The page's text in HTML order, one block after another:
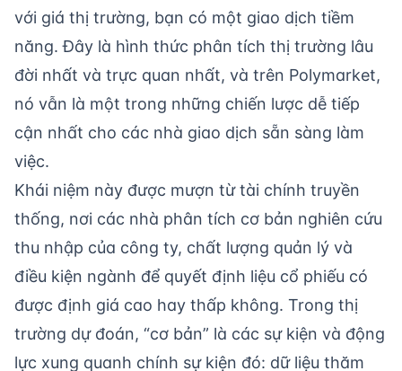
với giá thị trường, bạn có một giao dịch tiềm
năng. Đây là hình thức phân tích thị trường lâu
đời nhất và trực quan nhất, và trên Polymarket,
nó vẫn là một trong những chiến lược dễ tiếp
cận nhất cho các nhà giao dịch sẵn sàng làm
việc.
Khái niệm này được mượn từ tài chính truyền
thống, nơi các nhà phân tích cơ bản nghiên cứu
thu nhập của công ty, chất lượng quản lý và
điều kiện ngành để quyết định liệu cổ phiếu có
được định giá cao hay thấp không. Trong thị
trường dự đoán, “cơ bản” là các sự kiện và động
lực xung quanh chính sự kiện đó: dữ liệu thăm